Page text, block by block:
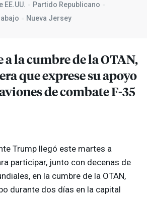
Partido Republicano
Nueva Jersey
la cumbre de laOTAN,
que exprese su apoyo
de combate F-35
Trump llegó este martes a
participar, junto con decenas de
en la cumbre de la OTAN,
durante dos días en la capital